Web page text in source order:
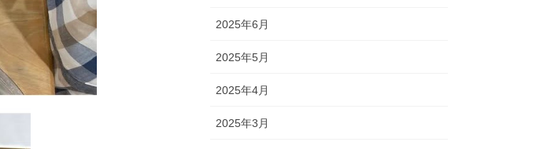
2025年6月
2025年5月
2025年4月
2025年3月